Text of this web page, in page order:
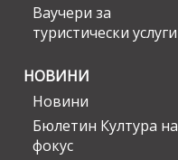
Ваучери за
туристически услуги
НОВИНИ
Новини
Бюлетин Култура на
фокус